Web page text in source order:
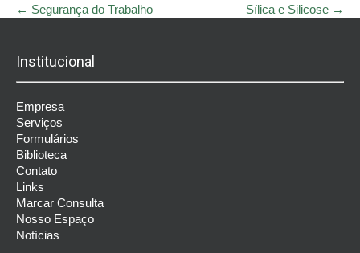
Post
← Segurança do Trabalho Sílica e Silicose →
Institucional
Empresa
Serviços
Formulários
Biblioteca
Contato
Links
Marcar Consulta
Nosso Espaço
Notícias